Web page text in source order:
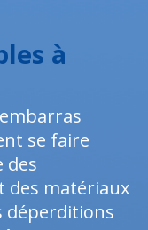
à
se faire
des
des matériaux
déperditions